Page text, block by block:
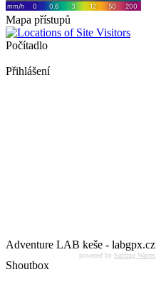
Mapa přístupů
Počítadlo
Přihlášení
Adventure LAB keše - labgpx.cz
powered by Surfing Waves
Shoutbox